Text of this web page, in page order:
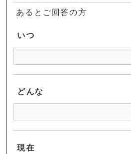
あるとご回答の方
いつ
どんな
現在